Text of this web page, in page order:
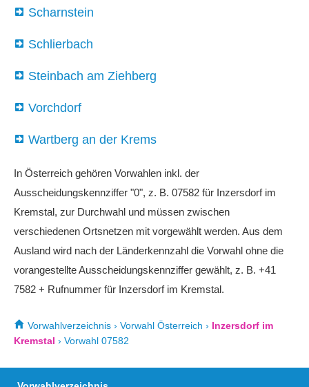
Scharnstein
Schlierbach
Steinbach am Ziehberg
Vorchdorf
Wartberg an der Krems
In Österreich gehören Vorwahlen inkl. der
Ausscheidungskennziffer "0", z. B. 07582 für Inzersdorf im
Kremstal, zur Durchwahl und müssen zwischen
verschiedenen Ortsnetzen mit vorgewählt werden. Aus dem
Ausland wird nach der Länderkennzahl die Vorwahl ohne die
vorangestellte Ausscheidungskennziffer gewählt, z. B. +41
7582 + Rufnummer für Inzersdorf im Kremstal.
Vorwahlverzeichnis › Vorwahl Österreich › Inzersdorf im
Kremstal › Vorwahl 07582